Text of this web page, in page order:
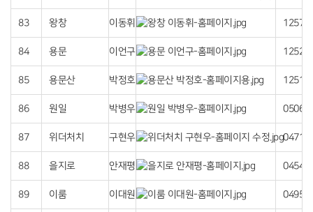
83 왕창 이동휘 12574
84 용문 이언구 12522
85 용문산 박정호 12510
86 원일 박병우 05066
87 위더처치 구현우 04718
88 을지로 안재평 04549
89 이룸 이대원 04952